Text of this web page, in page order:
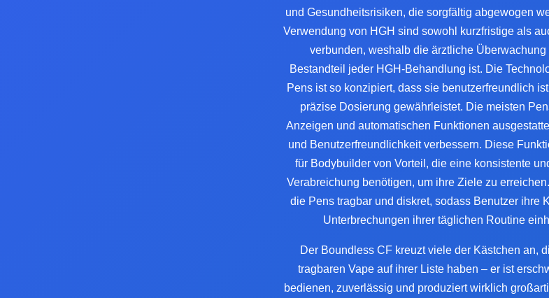
und Gesundheitsrisiken, die sorgfältig abgewogen
Verwendung von HGH sind sowohl kurzfristige als
verbunden, weshalb die ärztliche
Bestandteil jeder HGH-Behandlung ist. Die
Pens ist so konzipiert, dass sie benutzerfreundlich
präzise Dosierung gewährleistet. Die meisten
Anzeigen und automatischen Funktionen
und Benutzerfreundlichkeit verbessern. Diese
für Bodybuilder von Vorteil, die eine konsistente
Verabreichung benötigen, um ihre Ziele zu
die Pens tragbar und diskret, sodass Benutzer ihre
Unterbrechungen ihrer täglichen Routine
Der Boundless CF kreuzt viele der Kästchen an,
tragbaren Vape auf ihrer Liste haben – er ist
bedienen, zuverlässig und produziert wirklich